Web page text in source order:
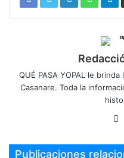
QUÉ PASA YOPAL le
Casanare. Toda la
Publicaciones